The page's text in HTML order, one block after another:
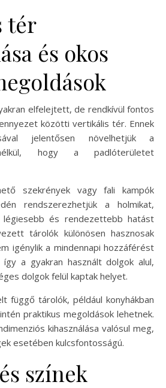
tér
és okos
elfelejtett, de rendkívül fontos
közötti vertikális tér. Ennek
jelentősen növelhetjük a
hogy a padlóterületet
szekrények vagy fali kampók
rendszerezhetjük a holmikat,
légiesebb és rendezettebb hatást
tárolók különösen hasznosak
igénylik a mindennapi hozzáférést
a gyakran használt dolgok alul,
dolgok felül kaptak helyet.
függő tárolók, például konyhákban
praktikus megoldások lehetnek.
kihasználása valósul meg,
esetében kulcsfontosságú.
színek